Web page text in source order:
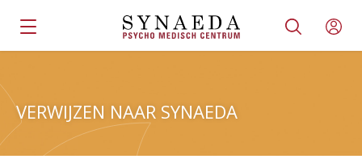
VERWIJZEN NAAR SYNAEDA